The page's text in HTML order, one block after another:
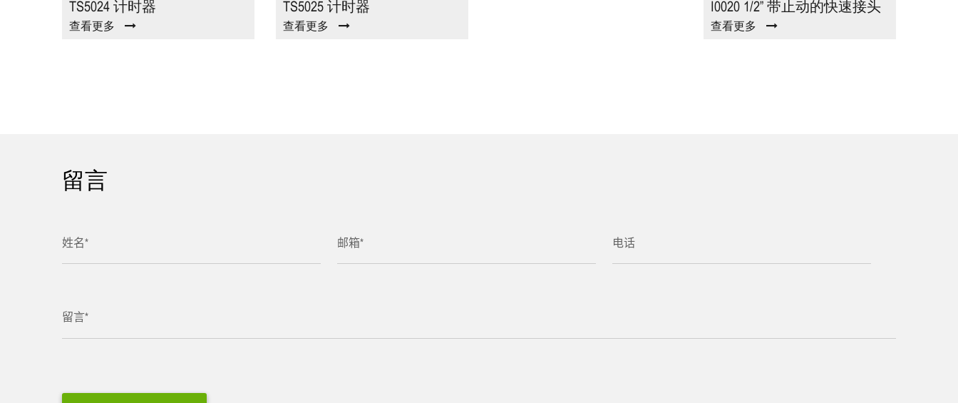
TS5024 计时器
查看更多
TS5025 计时器
查看更多
I0020 1/2” 带止动的快速接头
查看更多
留言
姓名* 邮箱* 电话
留言*